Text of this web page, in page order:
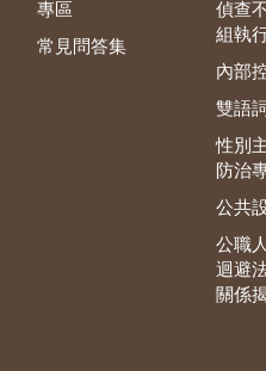
專區
常見問答集
偵查
組執
內部
雙語
性別
防治
公共
公職
迴避
關係